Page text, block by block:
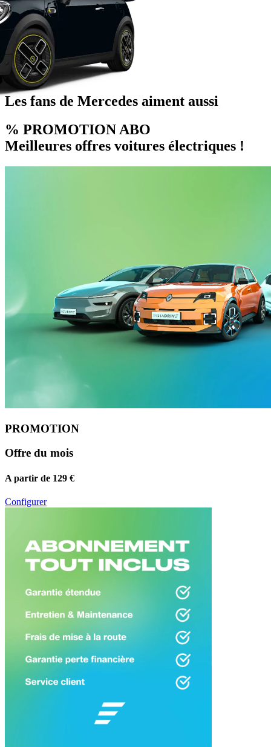
Les fans de Mercedes aiment aussi
% PROMOTION ABO
Meilleures offres voitures électriques !
PROMOTION
Offre du mois
A partir de 129 €
Configurer